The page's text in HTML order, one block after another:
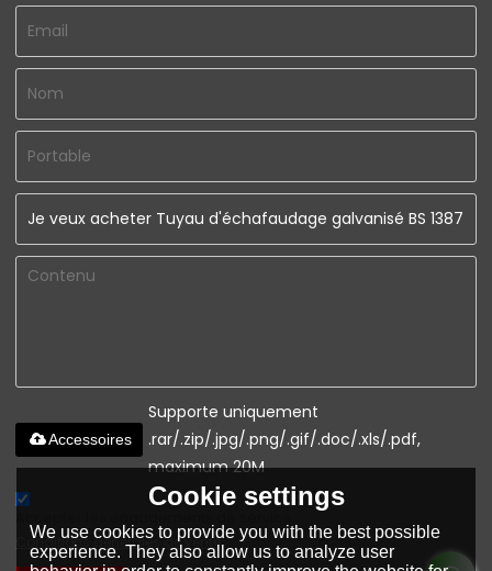
Supporte uniquement
.rar/.zip/.jpg/.png/.gif/.doc/.xls/.pdf,
maximum 20M
Accessoires
Conditions générales de vente
Cookie settings
We use cookies to provide you with the best possible
experience. They also allow us to analyze user